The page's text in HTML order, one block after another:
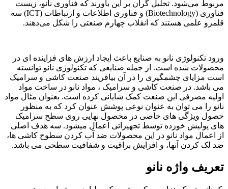
مربوط می‌شود. تحلیل گران بر این باورند که فناوری نانو، زیست
فناوری (Biotechnology) و فناوری اطلاعات و ارتباطات (ICT) سه
قلمرو علمی هستند که انقلاب چهارم صنعتی را شکل می‌دهند.
ورود تکنولوژی نانو به صنایع باعث ایجاد ارزش های فزاینده ای در
محصولات شده است. از جمله صنایعی که تکنولوژی نانو توانسته
است مزایای چشمگیری را در آن بیافریند صنعت کاشی و سرامیک
می باشد. در صنعت کاشی و سرامیک ، مواد نانو در ساخت مواد
اولیه مصرفی این صنعت کمک شایانی کرده است. بعنوان مثال مواد
نانو را می توان به عنوان نوعی پوشش عنوان کرد که به منظور
حصول ویژگی های خاصی در محصول نهایی روی سطح سرامیک
های پولیش خورده توسط تجهیزاتی اعمال میشود. سه هدف اصلی
از اعمال مواد نانو در این محصولات ضد آب کردن سطوح کاشی ها،
ضد لک کردن آنها، و افزایش براقیت و شفافیت سطحی می باشد.
تعریف واژه نانو